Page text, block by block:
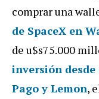
comprar una
de SpaceX en
de u$s75.000
inversión
Pago y Lemon,